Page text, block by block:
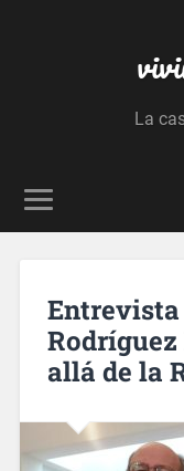
La
Entrevista
allá de la